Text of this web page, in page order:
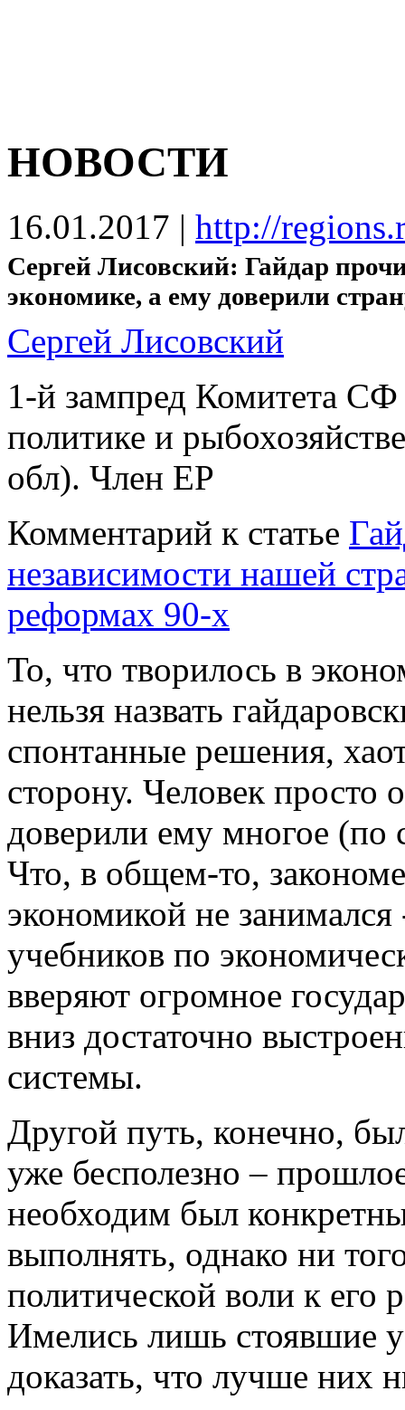
НОВОСТИ
16.01.2017 | http://
Сергей Лисовский: Гайдар
экономике, а ему доверили
Сергей Лисовский
1-й зампред Комитета СФ
политике и
обл). Член ЕР
Комментарий к статье
независимости нашей
реформах 90-х
То, что творилось в
нельзя назвать
спонтанные решения,
сторону. Человек просто
доверили ему многое (по
Что, в общем-то,
экономикой не
учебников по
вверяют огромное
вниз достаточно
системы.
Другой путь, конечно,
уже бесполезно –
необходим был
выполнять, однако ни
политической воли к его
Имелись лишь стоявшие
доказать, что лучше них